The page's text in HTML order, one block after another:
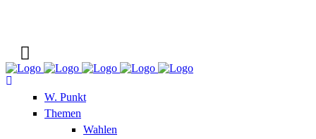
W. Punkt
Themen
Wahlen